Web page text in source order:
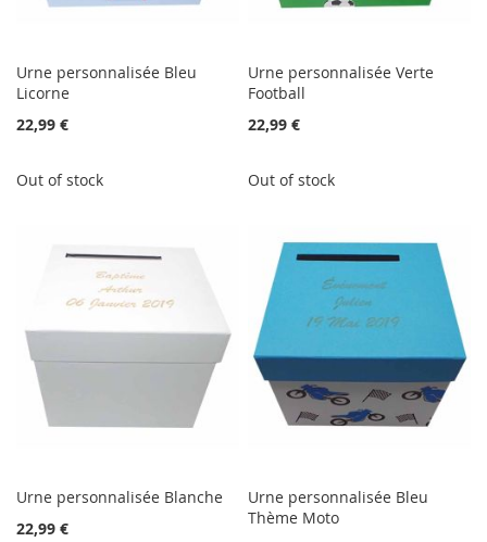
Urne personnalisée Bleu
Licorne
22,99 €
Out of stock
Urne personnalisée Verte
Football
22,99 €
Out of stock
Urne personnalisée Blanche
22,99 €
Urne personnalisée Bleu
Thème Moto